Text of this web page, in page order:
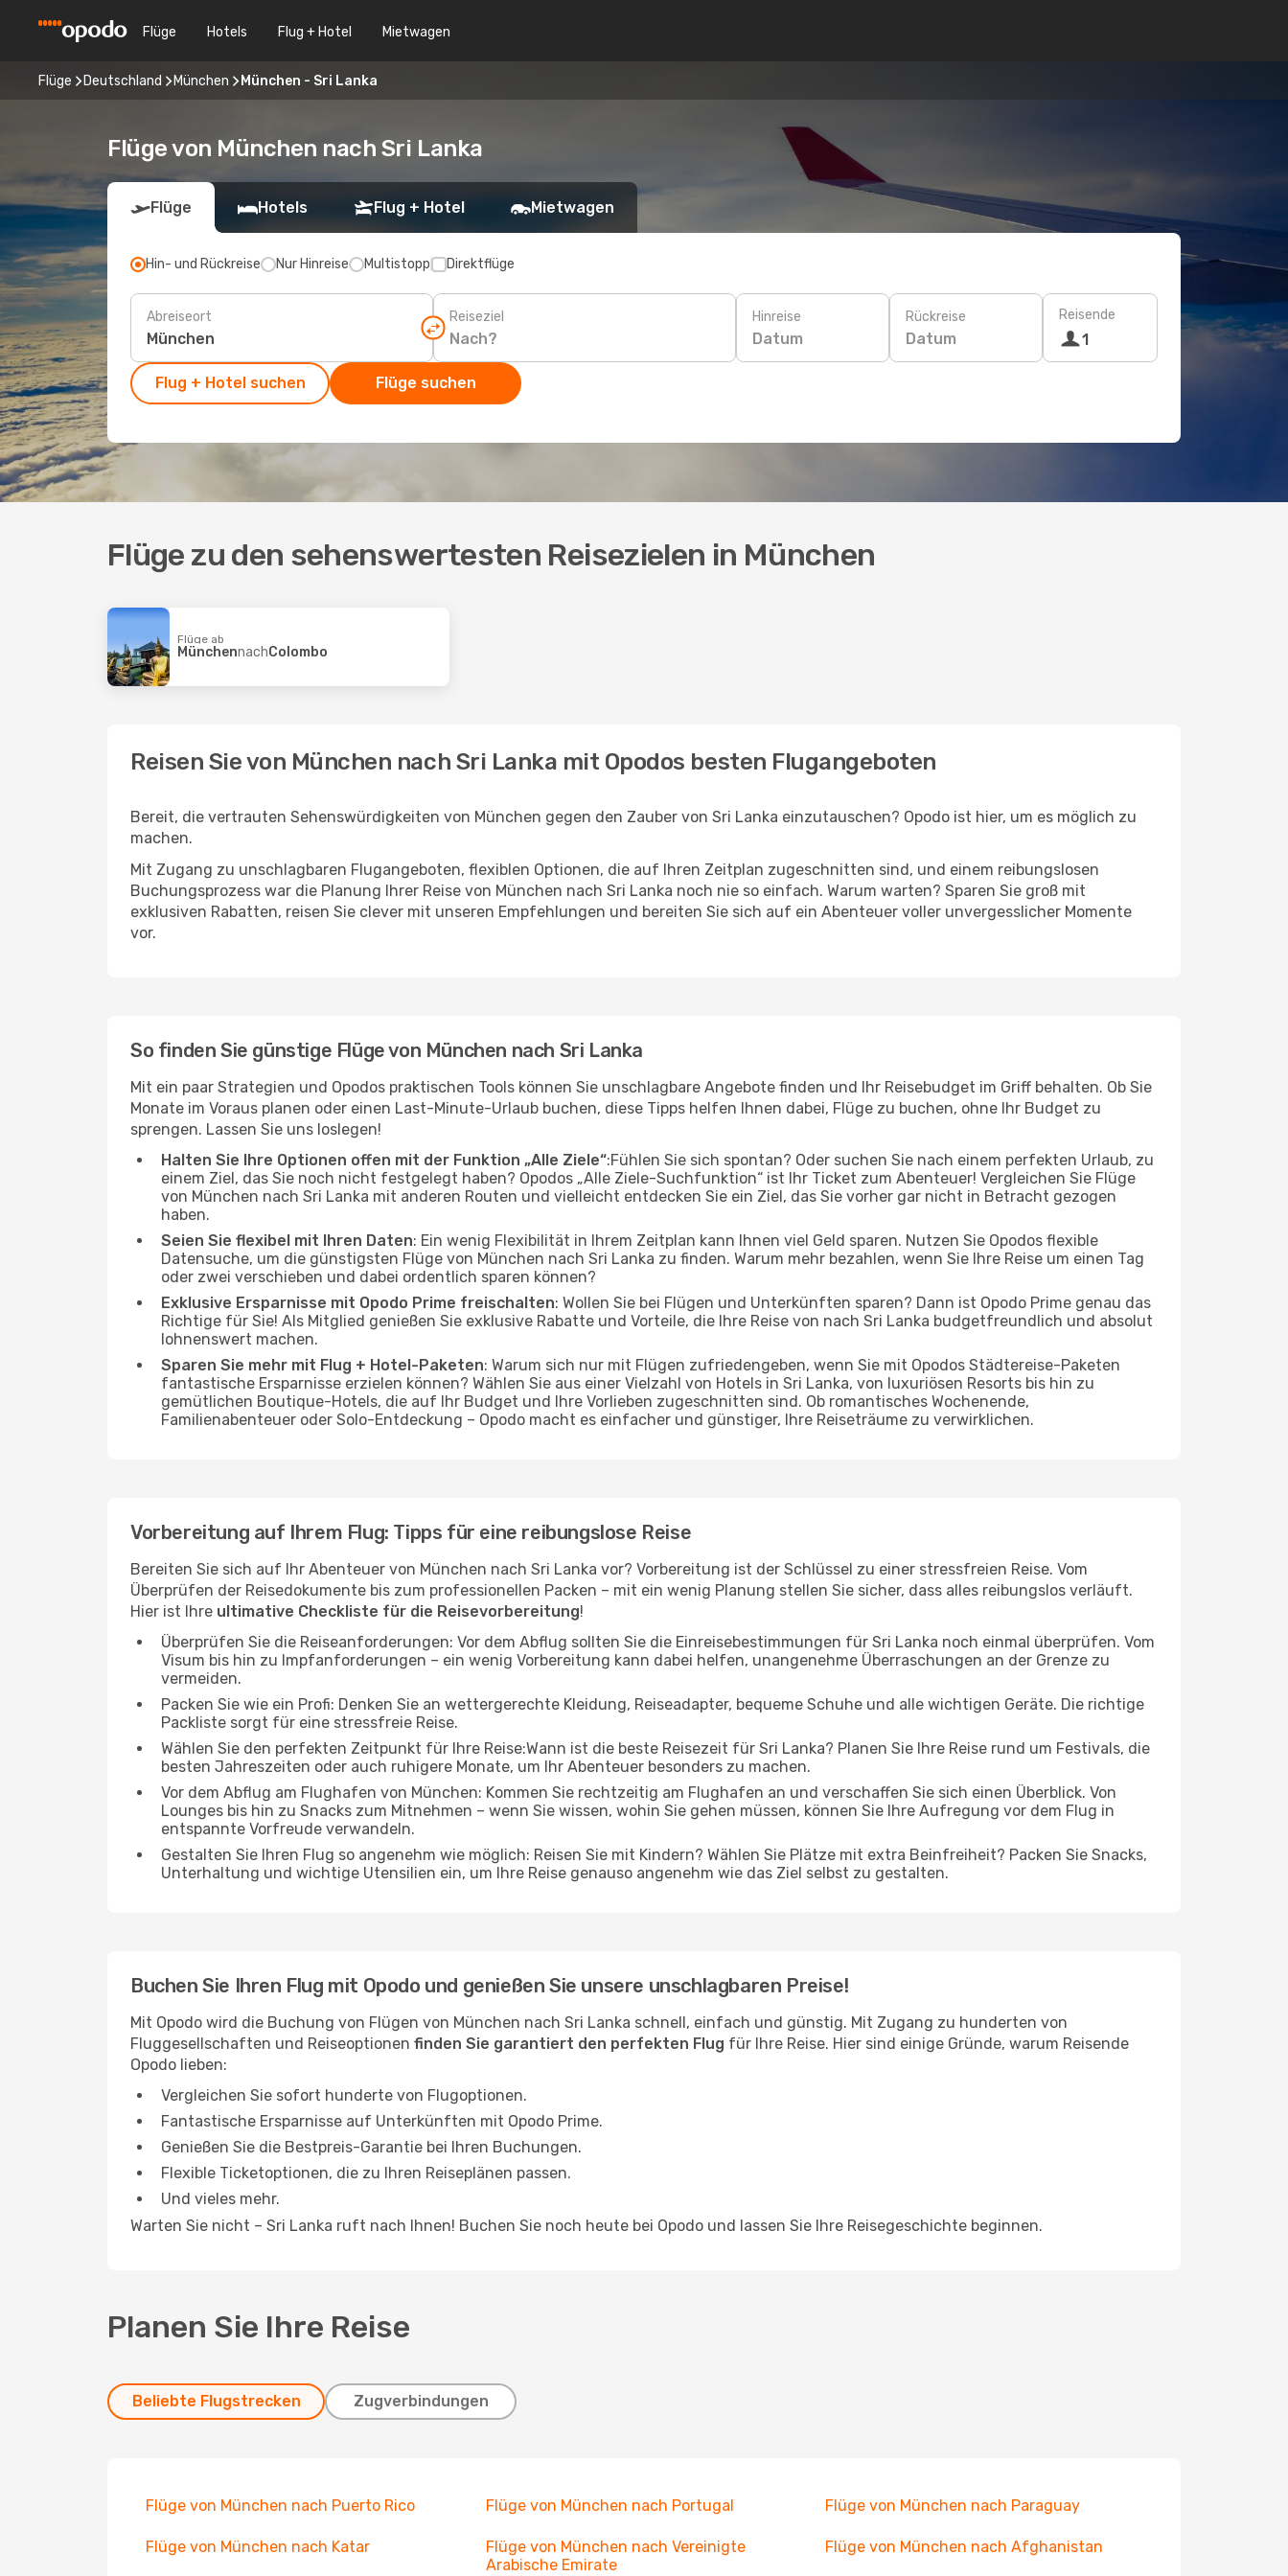
Flüge Hotels Flug + Hotel Mietwagen
Flüge Deutschland München München - Sri Lanka
Flüge von München nach Sri Lanka
Flüge Hotels Flug + Hotel Mietwagen
Hin- und Rückreise Nur Hinreise Multistopp Direktflüge
Abreiseort Reiseziel Hinreise
Datum
Rückreise
Datum
Reisende
1
Flug + Hotel suchen Flüge suchen
Flüge zu den sehenswertesten Reisezielen in München
Flüge ab
MünchennachColombo
Reisen Sie von München nach Sri Lanka mit Opodos besten Flugangeboten
Bereit, die vertrauten Sehenswürdigkeiten von München gegen den Zauber von Sri Lanka einzutauschen? Opodo ist hier, um es möglich zu
machen.
Mit Zugang zu unschlagbaren Flugangeboten, flexiblen Optionen, die auf Ihren Zeitplan zugeschnitten sind, und einem reibungslosen
Buchungsprozess war die Planung Ihrer Reise von München nach Sri Lanka noch nie so einfach. Warum warten? Sparen Sie groß mit
exklusiven Rabatten, reisen Sie clever mit unseren Empfehlungen und bereiten Sie sich auf ein Abenteuer voller unvergesslicher Momente
vor.
So finden Sie günstige Flüge von München nach Sri Lanka
Mit ein paar Strategien und Opodos praktischen Tools können Sie unschlagbare Angebote finden und Ihr Reisebudget im Griff behalten. Ob Sie
Monate im Voraus planen oder einen Last-Minute-Urlaub buchen, diese Tipps helfen Ihnen dabei, Flüge zu buchen, ohne Ihr Budget zu
sprengen. Lassen Sie uns loslegen!
Halten Sie Ihre Optionen offen mit der Funktion „Alle Ziele“:Fühlen Sie sich spontan? Oder suchen Sie nach einem perfekten Urlaub, zu
einem Ziel, das Sie noch nicht festgelegt haben? Opodos „Alle Ziele-Suchfunktion“ ist Ihr Ticket zum Abenteuer! Vergleichen Sie Flüge
von München nach Sri Lanka mit anderen Routen und vielleicht entdecken Sie ein Ziel, das Sie vorher gar nicht in Betracht gezogen
haben.
Seien Sie flexibel mit Ihren Daten: Ein wenig Flexibilität in Ihrem Zeitplan kann Ihnen viel Geld sparen. Nutzen Sie Opodos flexible
Datensuche, um die günstigsten Flüge von München nach Sri Lanka zu finden. Warum mehr bezahlen, wenn Sie Ihre Reise um einen Tag
oder zwei verschieben und dabei ordentlich sparen können?
Exklusive Ersparnisse mit Opodo Prime freischalten: Wollen Sie bei Flügen und Unterkünften sparen? Dann ist Opodo Prime genau das
Richtige für Sie! Als Mitglied genießen Sie exklusive Rabatte und Vorteile, die Ihre Reise von nach Sri Lanka budgetfreundlich und absolut
lohnenswert machen.
Sparen Sie mehr mit Flug + Hotel-Paketen: Warum sich nur mit Flügen zufriedengeben, wenn Sie mit Opodos Städtereise-Paketen
fantastische Ersparnisse erzielen können? Wählen Sie aus einer Vielzahl von Hotels in Sri Lanka, von luxuriösen Resorts bis hin zu
gemütlichen Boutique-Hotels, die auf Ihr Budget und Ihre Vorlieben zugeschnitten sind. Ob romantisches Wochenende,
Familienabenteuer oder Solo-Entdeckung – Opodo macht es einfacher und günstiger, Ihre Reiseträume zu verwirklichen.
Vorbereitung auf Ihrem Flug: Tipps für eine reibungslose Reise
Bereiten Sie sich auf Ihr Abenteuer von München nach Sri Lanka vor? Vorbereitung ist der Schlüssel zu einer stressfreien Reise. Vom
Überprüfen der Reisedokumente bis zum professionellen Packen – mit ein wenig Planung stellen Sie sicher, dass alles reibungslos verläuft.
Hier ist Ihre ultimative Checkliste für die Reisevorbereitung!
Überprüfen Sie die Reiseanforderungen: Vor dem Abflug sollten Sie die Einreisebestimmungen für Sri Lanka noch einmal überprüfen. Vom
Visum bis hin zu Impfanforderungen – ein wenig Vorbereitung kann dabei helfen, unangenehme Überraschungen an der Grenze zu
vermeiden.
Packen Sie wie ein Profi: Denken Sie an wettergerechte Kleidung, Reiseadapter, bequeme Schuhe und alle wichtigen Geräte. Die richtige
Packliste sorgt für eine stressfreie Reise.
Wählen Sie den perfekten Zeitpunkt für Ihre Reise:Wann ist die beste Reisezeit für Sri Lanka? Planen Sie Ihre Reise rund um Festivals, die
besten Jahreszeiten oder auch ruhigere Monate, um Ihr Abenteuer besonders zu machen.
Vor dem Abflug am Flughafen von München: Kommen Sie rechtzeitig am Flughafen an und verschaffen Sie sich einen Überblick. Von
Lounges bis hin zu Snacks zum Mitnehmen – wenn Sie wissen, wohin Sie gehen müssen, können Sie Ihre Aufregung vor dem Flug in
entspannte Vorfreude verwandeln.
Gestalten Sie Ihren Flug so angenehm wie möglich: Reisen Sie mit Kindern? Wählen Sie Plätze mit extra Beinfreiheit? Packen Sie Snacks,
Unterhaltung und wichtige Utensilien ein, um Ihre Reise genauso angenehm wie das Ziel selbst zu gestalten.
Buchen Sie Ihren Flug mit Opodo und genießen Sie unsere unschlagbaren Preise!
Mit Opodo wird die Buchung von Flügen von München nach Sri Lanka schnell, einfach und günstig. Mit Zugang zu hunderten von
Fluggesellschaften und Reiseoptionen finden Sie garantiert den perfekten Flug für Ihre Reise. Hier sind einige Gründe, warum Reisende
Opodo lieben:
Vergleichen Sie sofort hunderte von Flugoptionen.
Fantastische Ersparnisse auf Unterkünften mit Opodo Prime.
Genießen Sie die Bestpreis-Garantie bei Ihren Buchungen.
Flexible Ticketoptionen, die zu Ihren Reiseplänen passen.
Und vieles mehr.
Warten Sie nicht – Sri Lanka ruft nach Ihnen! Buchen Sie noch heute bei Opodo und lassen Sie Ihre Reisegeschichte beginnen.
Planen Sie Ihre Reise
Beliebte Flugstrecken Zugverbindungen
Flüge von München nach Puerto Rico Flüge von München nach Portugal Flüge von München nach Paraguay
Flüge von München nach Katar
Flüge von München nach Vereinigte
Arabische Emirate
Flüge von München nach Afghanistan